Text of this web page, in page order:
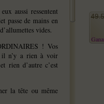
aussi ressentent
passe de mains en
vides.
! Vos
il n’y a rien à voir
rien d’autre c’est
la tête ou même